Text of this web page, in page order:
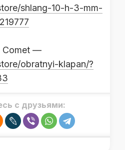
shlang-10-h-3-mm-
Comet —
obratnyi-klapan/?
с друзьями: